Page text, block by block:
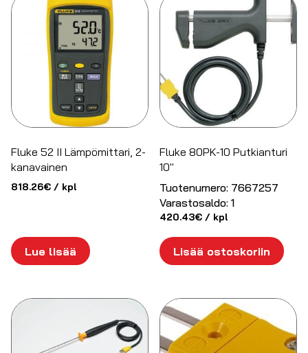
Fluke 52 II Lämpömittari, 2-
kanavainen
818.26€ / kpl
Lue lisää
Fluke 80PK-10 Putkianturi
10″
Tuotenumero: 7667257
Varastosaldo: 1
420.43€ / kpl
Lisää ostoskoriin